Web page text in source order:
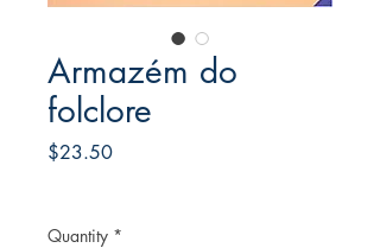
Armazém do
folclore
$23.50Price
Quantity *